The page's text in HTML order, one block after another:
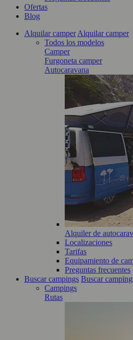
Ofertas
Blog
Alquilar camper Alquilar camper
Todos los modelos
Camper
Furgoneta camper
Autocaravana
Alquiler de
Localizaciones
Tarifas
Equipamiento de
Preguntas frecuentes
Buscar campings Buscar
Campings
Rutas